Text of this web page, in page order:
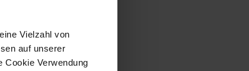
Vielzahl von
auf unserer
Cookie Verwendung